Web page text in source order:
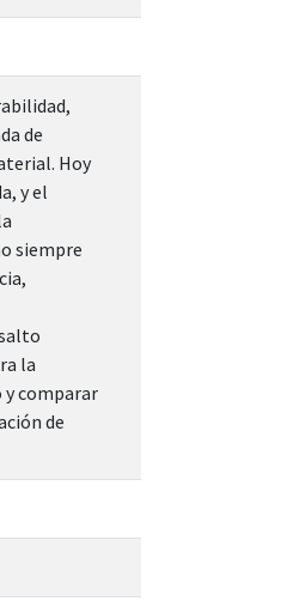
de
Hoy
y el
siempre
la
y comparar
de